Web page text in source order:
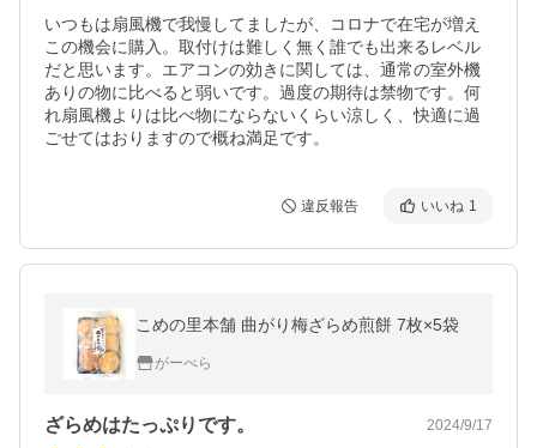
いつもは扇風機で我慢してましたが、コロナで在宅が増え
この機会に購入。取付けは難しく無く誰でも出来るレベル
だと思います。エアコンの効きに関しては、通常の室外機
ありの物に比べると弱いです。過度の期待は禁物です。何
れ扇風機よりは比べ物にならないくらい涼しく、快適に過
ごせてはおりますので概ね満足です。
違反報告 いいね 1
こめの里本舗 曲がり梅ざらめ煎餅 7枚×5袋
がーべら
ざらめはたっぷりです。 2024/9/17